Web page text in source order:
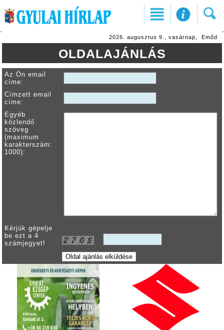
2026. augusztus 9., vasárnap, Emőd
OLDALAJÁNLÁS
Az Ön email
címe:
Címzett email
címe:
Egyéb
közlendő
szöveg
(maximum
karakterszám:
1000):
Kérjük gépelje
be ezt a 4
számjegyet!